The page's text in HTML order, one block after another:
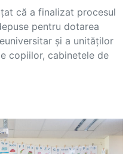
că a finalizat procesul
pentru dotarea
și a unităților
copiilor, cabinetele de